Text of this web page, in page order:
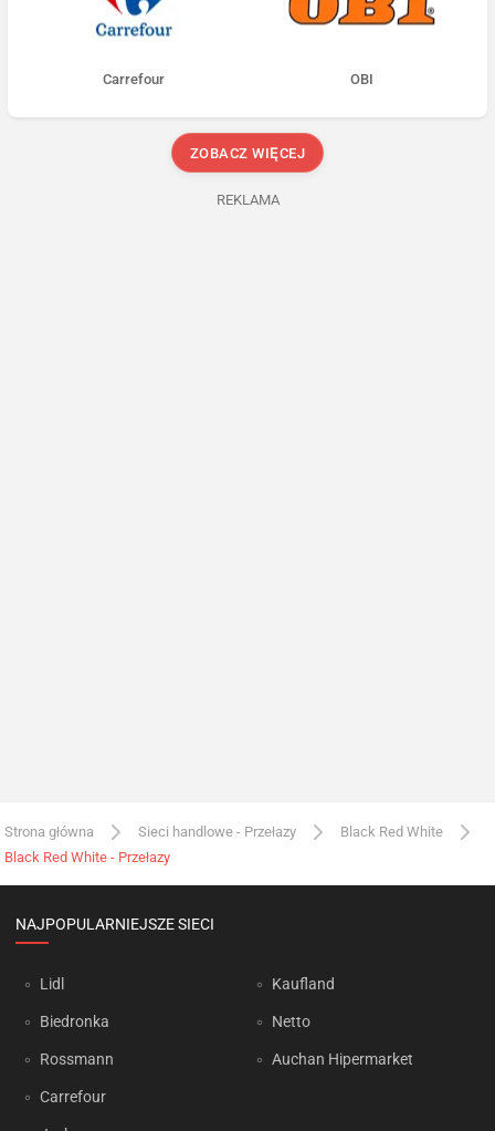
Carrefour OBI
ZOBACZ WIĘCEJ
REKLAMA
Strona główna Sieci handlowe - Przełazy
Black Red White
Black Red White - Przełazy
NAJPOPULARNIEJSZE SIECI
Lidl
Biedronka
Rossmann
Carrefour
Kaufland
Netto
Auchan Hipermarket